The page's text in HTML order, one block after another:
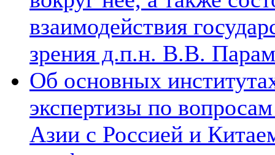
взаимодействия
зрения д.п.н. В.В.
Об основных
экспертизы по
Азии с Россией и